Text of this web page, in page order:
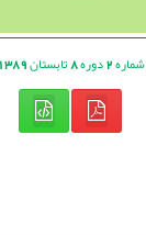
شماره2دوره8تابستان1389